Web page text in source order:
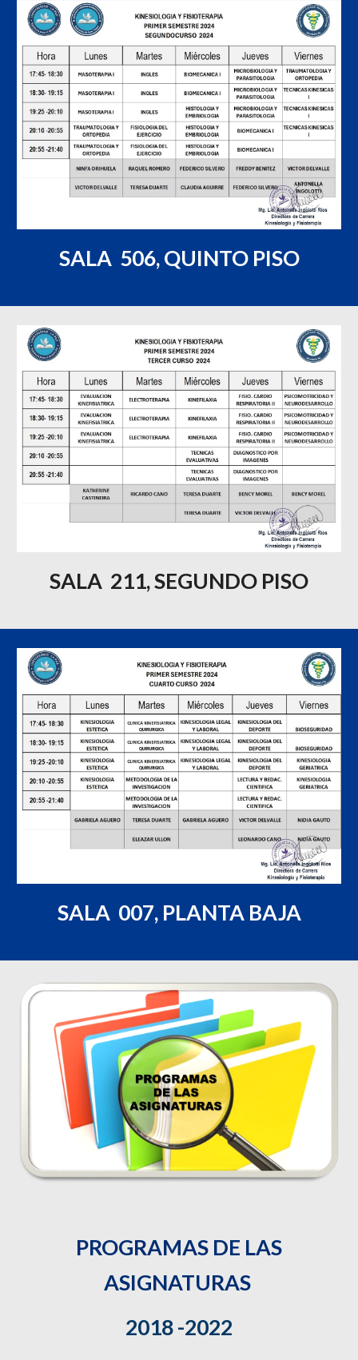
SALA 506, QUINTO PISO
SALA 211, SEGUNDO PISO
SALA 007, PLANTA BAJA
PROGRAMAS DE LAS
ASIGNATURAS
2018 -2022